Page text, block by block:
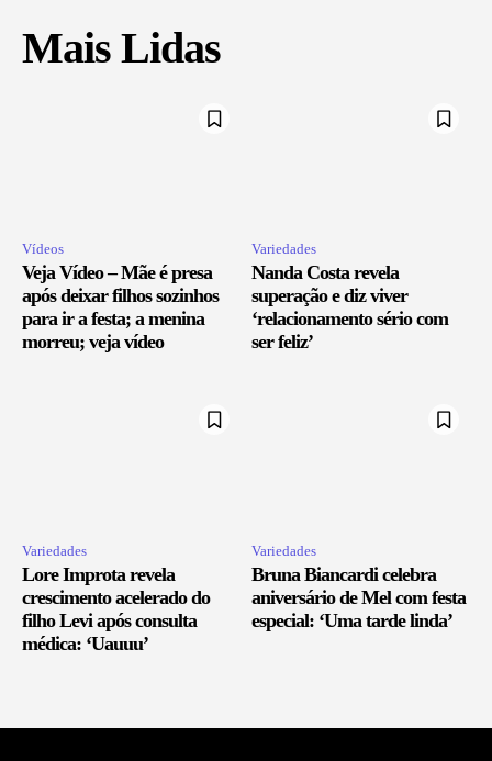
Mais Lidas
Vídeos
Veja Vídeo – Mãe é presa
após deixar filhos sozinhos
para ir a festa; a menina
morreu; veja vídeo
Variedades
Nanda Costa revela
superação e diz viver
‘relacionamento sério com
ser feliz’
Variedades
Lore Improta revela
crescimento acelerado do
filho Levi após consulta
médica: ‘Uauuu’
Variedades
Bruna Biancardi celebra
aniversário de Mel com festa
especial: ‘Uma tarde linda’